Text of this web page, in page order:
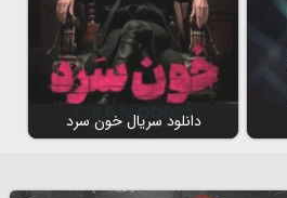
دانلود سریال خون سرد